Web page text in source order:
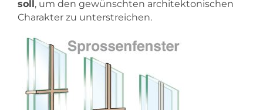
soll, um den gewünschten architektonischen
Charakter zu unterstreichen.